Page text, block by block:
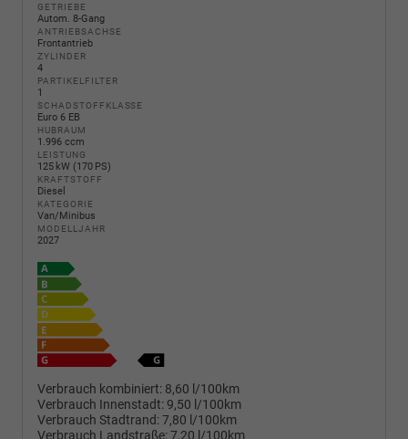
GETRIEBE
Autom. 8-Gang
ANTRIEBSACHSE
Frontantrieb
ZYLINDER
4
PARTIKELFILTER
1
SCHADSTOFFKLASSE
Euro 6 EB
HUBRAUM
1.996 ccm
LEISTUNG
125 kW (170 PS)
KRAFTSTOFF
Diesel
KATEGORIE
Van/Minibus
MODELLJAHR
2027
Verbrauch kombiniert: 8,60 l/100km
Verbrauch Innenstadt: 9,50 l/100km
Verbrauch Stadtrand:7,80 l/100km